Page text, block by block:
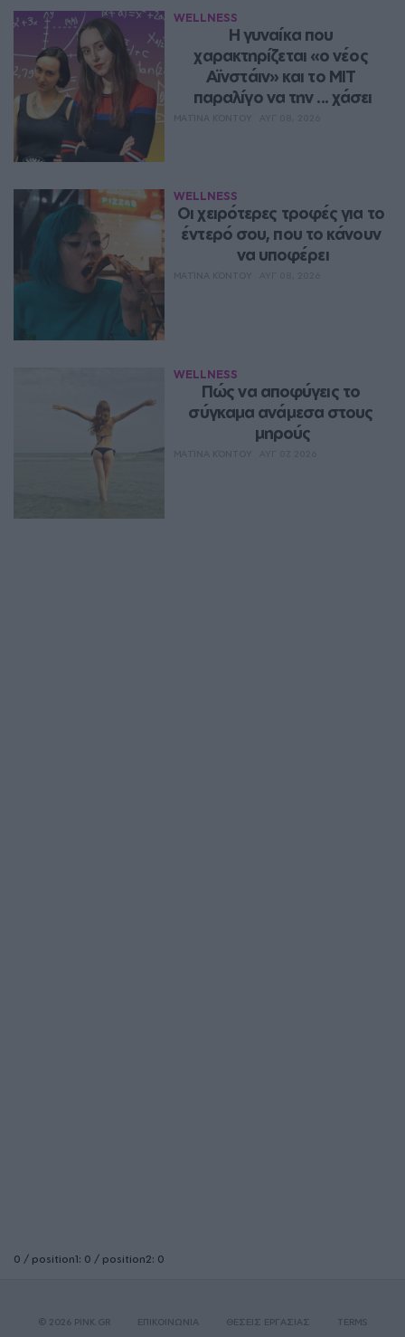
WELLNESS
Η γυναίκα που
χαρακτηρίζεται «ο νέος
Αϊνστάιν» και το MIT
παραλίγο να την ... χάσει
WELLNESS
Οι χειρότερες τροφές για το
έντερό σου, που το κάνουν
να υποφέρει
WELLNESS
Πώς να αποφύγεις το
σύγκαμα ανάμεσα στους
μηρούς
0 / position1: 0 / position2: 0
© 2026 PINK.GR ΕΠΙΚΟΙΝΩΝΙΑ ΘΕΣΕΙΣ ΕΡΓΑΣΙΑΣ TERMS